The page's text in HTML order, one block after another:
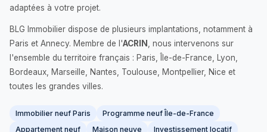
adaptées à votre projet.
BLG Immobilier dispose de plusieurs implantations, notamment à
Paris et Annecy. Membre de l'ACRIN
, nous intervenons sur
l'ensemble du territoire français : Paris, Île-de-France, Lyon,
Bordeaux, Marseille, Nantes, Toulouse, Montpellier, Nice et
toutes les grandes villes.
Immobilier neuf Paris
Programme neuf Île-de-France
Appartement neuf
Maison neuve
Investissement locatif